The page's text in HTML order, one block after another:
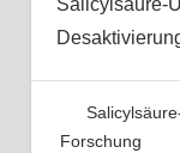
Salicylsäure-
Forschung